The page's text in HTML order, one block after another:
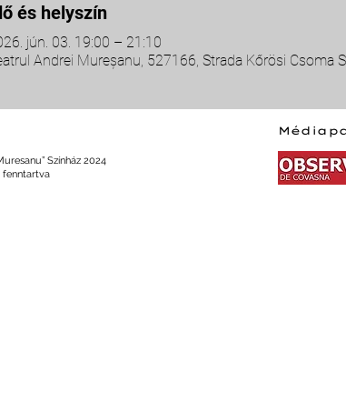
és helyszín
jún. 03. 19:00 – 21:10
Andrei Mureșanu, 527166, Strada Kőrösi Csoma
Színház 2024
fenntartva